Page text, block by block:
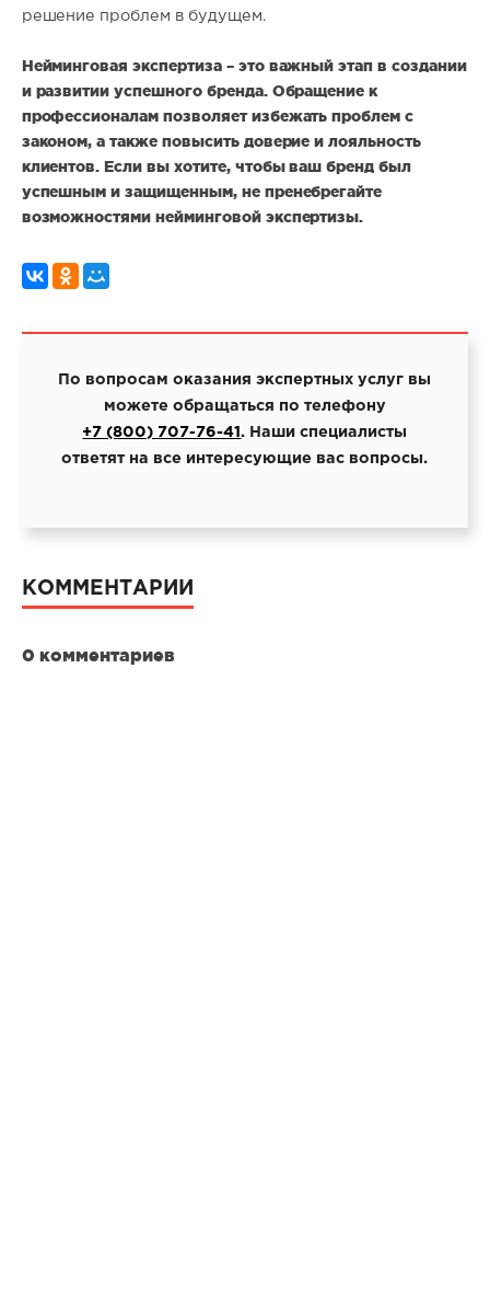
решение проблем в будущем.
Нейминговая экспертиза – это важный этап в создании
и развитии успешного бренда. Обращение к
профессионалам позволяет избежать проблем с
законом, а также повысить доверие и лояльность
клиентов. Если вы хотите, чтобы ваш бренд был
успешным и защищенным, не пренебрегайте
возможностями нейминговой экспертизы.
По вопросам оказания экспертных услуг вы
можете обращаться по телефону
+7 (800) 707-76-41. Наши специалисты
ответят на все интересующие вас вопросы.
КОММЕНТАРИИ
0 комментариев